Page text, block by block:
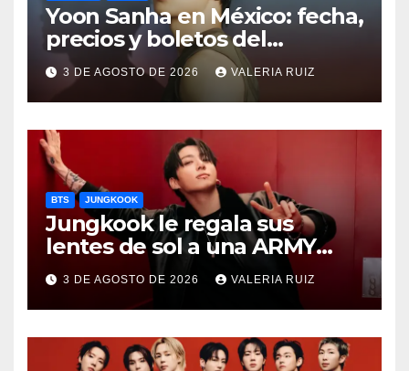
Yoon Sanha en México: fecha,
precios y boletos del
FANCON
3 DE AGOSTO DE 2026 VALERIA RUIZ
BTS JUNGKOOK
Jungkook le regala sus
lentes de sol a una ARMY
durante concierto de BTS
3 DE AGOSTO DE 2026 VALERIA RUIZ